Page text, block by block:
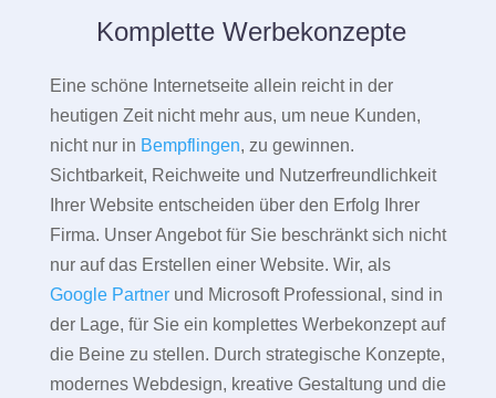
Komplette Werbekonzepte
Eine schöne Internetseite allein reicht in der
heutigen Zeit nicht mehr aus, um neue Kunden,
nicht nur in Bempflingen, zu gewinnen.
Sichtbarkeit, Reichweite und Nutzerfreundlichkeit
Ihrer Website entscheiden über den Erfolg Ihrer
Firma. Unser Angebot für Sie beschränkt sich nicht
nur auf das Erstellen einer Website. Wir, als
Google Partnerund Microsoft Professional, sind in
der Lage, für Sie ein komplettes Werbekonzept auf
die Beine zu stellen. Durch strategische Konzepte,
modernes Webdesign, kreative Gestaltung und die